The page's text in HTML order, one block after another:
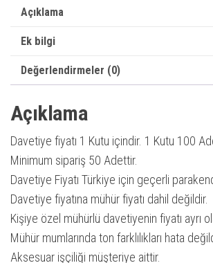
Sezon
Düğün
/
Nikah
/
Nişan
Davetiyesi
adet
Açıklama
Ek bilgi
Değerlendirmeler (0)
Açıklama
Davetiye fiyatı 1 Kutu içindir. 1 Kutu 100
Minimum sipariş 50 Adettir.
Davetiye Fiyatı Türkiye için geçerli
Davetiye fiyatına mühür fiyatı dahil değildir.
Kişiye özel mühürlü davetiyenin fiyatı ayrı
Mühür mumlarında ton farklılıkları hata
Aksesuar işçiliği müşteriye aittir.